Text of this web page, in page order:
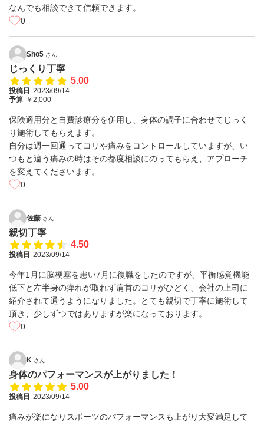
なんでも相談できて信頼できます。
0
Sho5 さん
じっくり丁寧
5.00
投稿日 2023/09/14
予算 ￥2,000
保険適用分と自費診療分を併用し、身体の調子に合わせてじっく
り施術してもらえます。
自分は週一回通ってコリや痛みをコントロールしていますが、い
つもと違う痛みの時はその都度相談にのってもらえ、アプローチ
を変えてくださいます。
0
佐藤 さん
親切丁寧
4.50
投稿日 2023/09/14
今年1月に脳梗塞を患い7月に復職をしたのですが、平衡感覚機能
低下と左半身の痺れが取れず肩首のコリがひどく、会社の上司に
紹介されて通うようになりました。とても親切で丁寧に施術して
頂き、少しずつではありますが楽になっております。
0
K さん
身体のパフォーマンスが上がりました！
5.00
投稿日 2023/09/14
痛みが楽になりスポーツのパフォーマンスも上がり大変満足して